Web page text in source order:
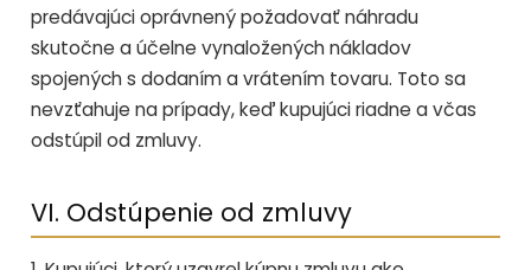
predávajúci oprávnený požadovať náhradu
skutočne a účelne vynaložených nákladov
spojených s dodaním a vrátením tovaru. Toto sa
nevzťahuje na prípady, keď kupujúci riadne a včas
odstúpil od zmluvy.
VI. Odstúpenie od zmluvy